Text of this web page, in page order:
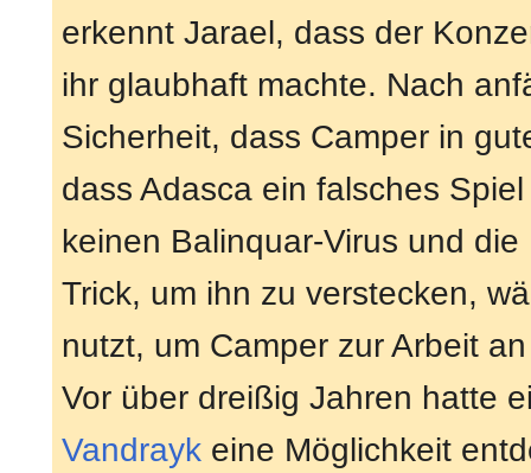
erkennt Jarael, dass der
ihr glaubhaft machte. Nach
Sicherheit, dass Camper in
dass Adasca ein falsches
keinen Balinquar-Virus und
Trick, um ihn zu verstecken,
nutzt, um Camper zur Arbeit
Vor über dreißig Jahren hatte
Vandrayk eine Möglichkeit